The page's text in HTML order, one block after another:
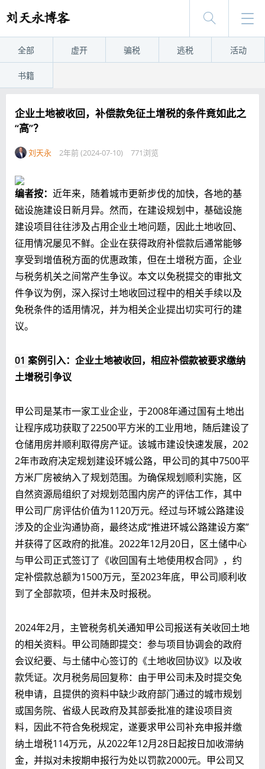
全部 虚开 骗税 逃税 活动
书籍
企业土地被收回，补偿款免征土增税的条件竟如此之
“高”？
刘天永 2年前 (2024-07-10) 771浏览
编者按： 近年来，随着城市更新步伐的加快，各地的基
础设施建设日新月异。然而，在建设规划中，基础设施
建设项目往往涉及占用企业土地问题，因此土地收回、
征用情况屡见不鲜。企业在获得政府补偿款后通常能够
享受到增值税方面的优惠政策，但在土增税方面，企业
与税务机关之间常产生争议。本文以免税提交的审批文
件争议为例，深入探讨土地收回过程中的相关手续以及
免税条件的适用情况，并为相关企业提出切实可行的建
议。
01 案例引入：企业土地被收回，相应补偿款被要求缴纳
土增税引争议
甲公司是某市一家工业企业，于2008年通过国有土地出
让程序成功获取了22500平方米的工业用地，随后建设了
仓储用房并顺利取得房产证。该城市建设快速发展，202
2年市政府决定规划建设环城公路，甲公司的其中7500平
方米厂房被纳入了规划范围。为确保规划顺利实施，区
自然资源局组织了对规划范围内房产的评估工作，其中
甲公司厂房评估价值为1120万元。经过与环城公路建设
涉及的企业沟通协商，最终达成“推进环城公路建设方案”
并获得了区政府的批准。2022年12月20日，区土储中心
与甲公司正式签订了《收回国有土地使用权合同》，约
定补偿款总额为1500万元，至2023年底，甲公司顺利收
到了全部款项，但并未及时报税。
2024年2月，主管税务机关通知甲公司报送有关收回土地
的相关资料。甲公司随即提交：参与项目协调会的政府
会议纪要、与土储中心签订的《土地收回协议》以及收
款凭证。次月税务局回复称：由于甲公司未及时提交免
税申请，且提供的资料中缺少政府部门通过的城市规划
或国务院、省级人民政府及其部委批准的建设项目资
料，因此不符合免税规定，遂要求甲公司补充申报并缴
纳土增税114万元，从2022年12月28日起按日加收滞纳
金，并拟对未按期申报行为处以罚款2000元。甲公司又